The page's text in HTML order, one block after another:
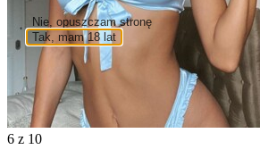
6 z 10
Nie, opuszczam stronę
Tak, mam 18 lat